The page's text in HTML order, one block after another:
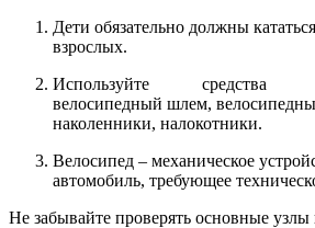
Дети обязательно должны
взрослых.
Используйте средства
велосипедный шлем,
наколенники, налокотники.
Велосипед – механическое
автомобиль, требующее
Не забывайте проверять основные узлы